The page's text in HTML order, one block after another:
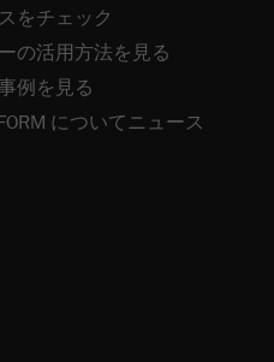
をチェック
の活用方法を見る
例を見る
についてニュース